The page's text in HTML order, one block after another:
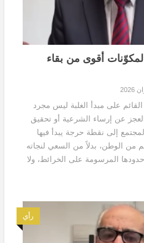
أقوى من بقاء
على مبدأ الغلبة ليس مجرد
عن إرساء الشرعية أو تحقيق
إلى نقطة حرجة يبدأ فيها
من الوطن، بدلاً من السعي لنجاته
المرسومة على الخرائط، ولا
رأي